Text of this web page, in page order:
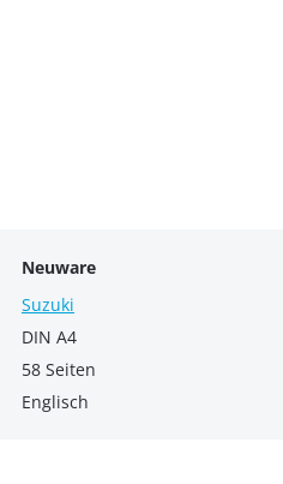
Neuware
Suzuki
DIN A4
58 Seiten
Englisch